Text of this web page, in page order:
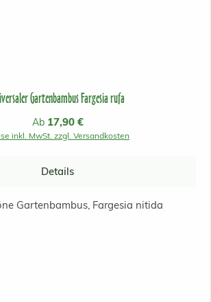
Gartenbambus Fargesia rufa
Regulärer Preis:
Ab 17,90 €
inkl. MwSt. zzgl. Versandkosten
Details